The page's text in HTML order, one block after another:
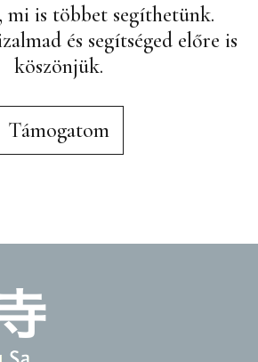
mi is többet segíthetünk.
és segítséged előre is
köszönjük.
Támogatom